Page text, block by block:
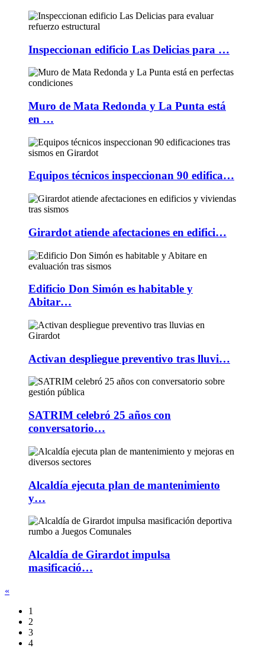
Inspeccionan edificio Las Delicias para …
Muro de Mata Redonda y La Punta está
en …
Equipos técnicos inspeccionan 90 edifica…
Girardot atiende afectaciones en edifici…
Edificio Don Simón es habitable y
Abitar…
Activan despliegue preventivo tras lluvi…
SATRIM celebró 25 años con
conversatorio…
Alcaldía ejecuta plan de mantenimiento
y…
Alcaldía de Girardot impulsa
masificació…
«
1
2
3
4